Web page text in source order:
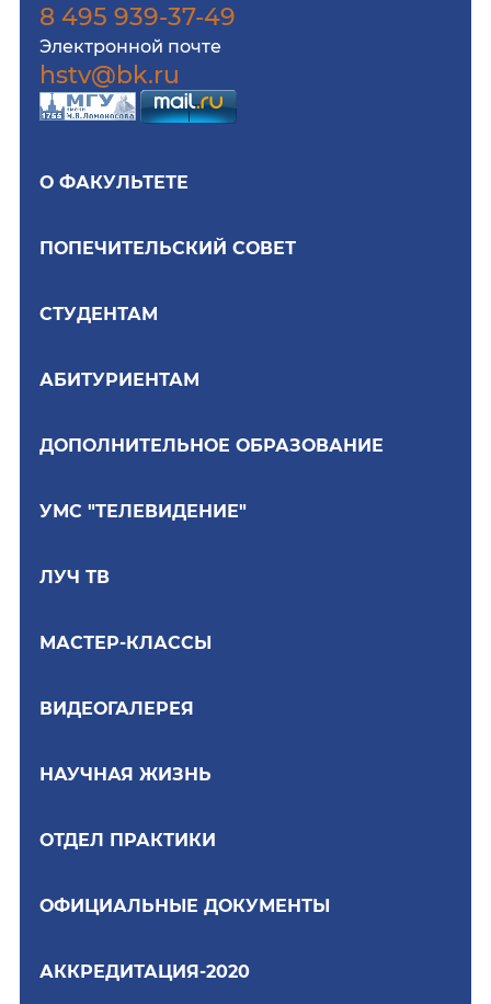
8 495 939-37-49
Электронной почте
hstv@bk.ru
О ФАКУЛЬТЕТЕ
ПОПЕЧИТЕЛЬСКИЙ СОВЕТ
СТУДЕНТАМ
АБИТУРИЕНТАМ
ДОПОЛНИТЕЛЬНОЕ ОБРАЗОВАНИЕ
УМС "ТЕЛЕВИДЕНИЕ"
ЛУЧ ТВ
МАСТЕР-КЛАССЫ
ВИДЕОГАЛЕРЕЯ
НАУЧНАЯ ЖИЗНЬ
ОТДЕЛ ПРАКТИКИ
ОФИЦИАЛЬНЫЕ ДОКУМЕНТЫ
АККРЕДИТАЦИЯ-2020